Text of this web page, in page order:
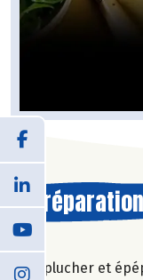
Préparation
Éplucher et